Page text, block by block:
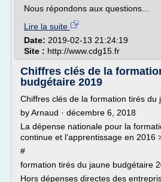
Nous répondons aux questions...
Lire la suite
Date: 2019-02-13 21:24:19
Site : http://www.cdg15.fr
Chiffres clés de la
budgétaire 2019
Chiffres clés de la formation tirés du
by Arnaud · décembre 6, 2018
La dépense nationale pour la
continue et l'apprentissage en 2016
#
formation tirés du jaune budgétaire
Hors dépenses directes des